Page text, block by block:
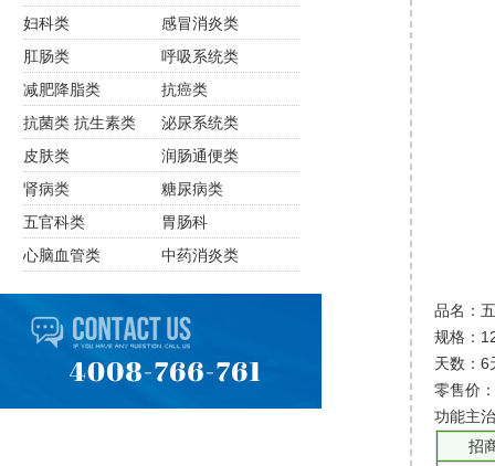
妇科类
感冒消炎类
肛肠类
呼吸系统类
减肥降脂类
抗癌类
抗菌类 抗生素类
泌尿系统类
皮肤类
润肠通便类
肾病类
糖尿病类
五官科类
胃肠科
心脑血管类
中药消炎类
品名：
规格：
天数：6
零售价
功能主
招